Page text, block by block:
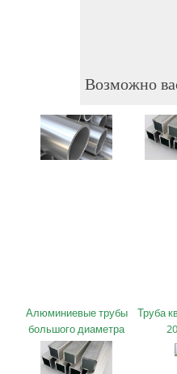
Возможно
Алюминиевые трубы
большого диаметра
Труба